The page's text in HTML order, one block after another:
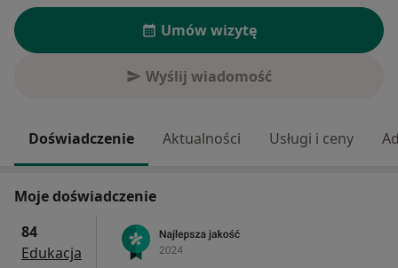
Umów wizytę
Wyślij wiadomość
Doświadczenie Aktualności Usługi i ceny
Moje doświadczenie
84
Edukacja